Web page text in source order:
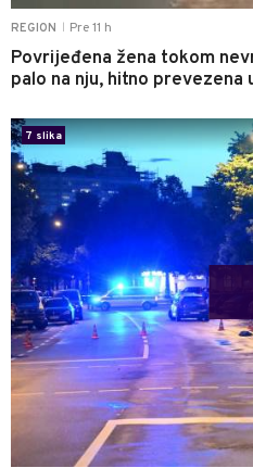
REGION Pre 11 h
Povrijeđena žena tokom
palo na nju, hitno prevezena
7 slika